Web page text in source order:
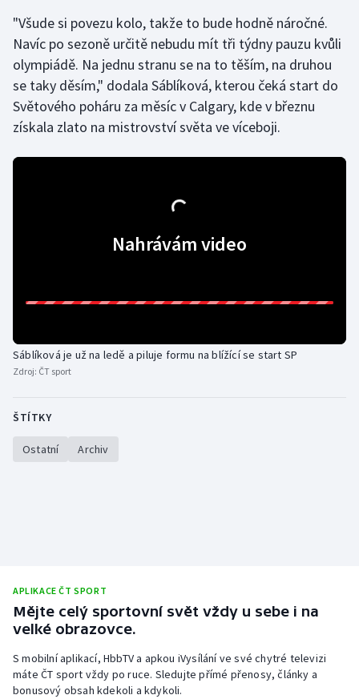
Olympijské hry
Parasport
Plavání
Plážový volejbal
Sportovní střelba
"Všude si povezu kolo, takže to bude hodně náročné.
Navíc po sezoně určitě nebudu mít tři týdny pauzu kvůli
olympiádě. Na jednu stranu se na to těším, na druhou
se taky děsím," dodala Sáblíková, kterou čeká start do
Světového poháru za měsíc v Calgary, kde v březnu
získala zlato na mistrovství světa ve víceboji.
Nahrávám video
Sáblíková je už na ledě a piluje formu na blížící se start SP
Zdroj: ČT sport
ŠTÍTKY
Ostatní Archiv
APLIKACE ČT SPORT
Mějte celý sportovní svět vždy u sebe i na
velké obrazovce.
S mobilní aplikací, HbbTV a apkou iVysílání ve své chytré televizi
máte ČT sport vždy po ruce. Sledujte přímé přenosy, články a
bonusový obsah kdekoli a kdykoli.